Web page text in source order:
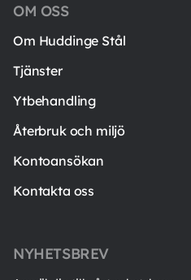
OM OSS
Om Huddinge Stål
Tjänster
Ytbehandling
Återbruk och miljö
Kontoansökan
Kontakta oss
NYHETSBREV